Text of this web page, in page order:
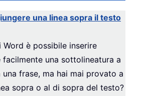
una linea sopra il testo
Word è possibile inserire
facilmente una sottolineatura a
una frase, ma hai mai provato a
sopra o al di sopra del testo?